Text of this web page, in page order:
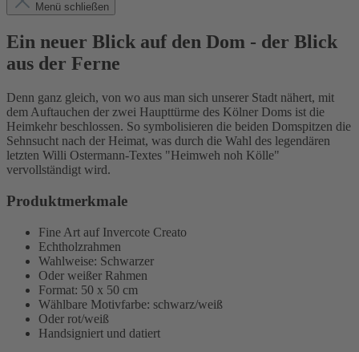
Menü schließen
Ein neuer Blick auf den Dom - der Blick
aus der Ferne
Denn ganz gleich, von wo aus man sich unserer Stadt nähert, mit
dem Auftauchen der zwei Haupttürme des Kölner Doms ist die
Heimkehr beschlossen. So symbolisieren die beiden Domspitzen die
Sehnsucht nach der Heimat, was durch die Wahl des legendären
letzten Willi Ostermann-Textes "Heimweh noh Kölle"
vervollständigt wird.
Produktmerkmale
Fine Art auf Invercote Creato
Echtholzrahmen
Wahlweise: Schwarzer
Oder weißer Rahmen
Format: 50 x 50 cm
Wählbare Motivfarbe: schwarz/weiß
Oder rot/weiß
Handsigniert und datiert